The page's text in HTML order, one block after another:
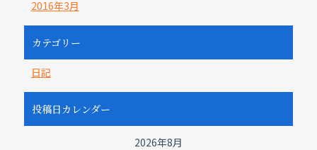
2016年3月
カテゴリー
日記
投稿日カレンダー
2026年8月